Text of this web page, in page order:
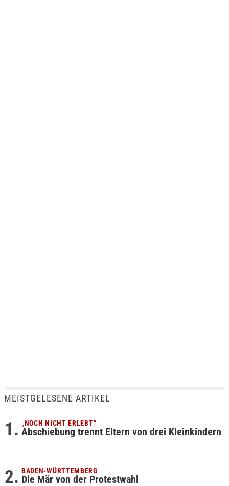
MEISTGELESENE ARTIKEL
„NOCH NICHT ERLEBT“
Abschiebung trennt Eltern von drei Kleinkindern
BADEN-WÜRTTEMBERG
Die Mär von der Protestwahl